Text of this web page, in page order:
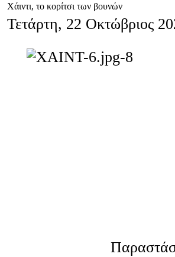
Χάιντι, το κορίτσι των βουνών
Τετάρτη, 22 Οκτώβριος